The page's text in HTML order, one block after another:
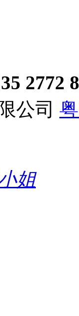
2772
公司
姐